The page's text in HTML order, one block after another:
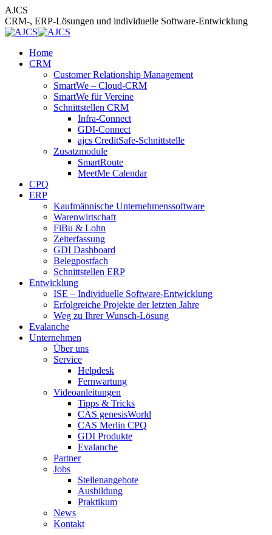
Zum
Inhalt
springen
AJCS
CRM-, ERP-Lösungen und individuelle Software-Entwicklung
Home
CRM
Customer Relationship Management
SmartWe – Cloud-CRM
SmartWe für Vereine
Schnittstellen CRM
Infra-Connect
GDI-Connect
ajcs CreditSafe-Schnittstelle
Zusatzmodule
SmartRoute
MeetMe Calendar
CPQ
ERP
Kaufmännische Unternehmenssoftware
Warenwirtschaft
FiBu & Lohn
Zeiterfassung
GDI Dashboard
Belegpostfach
Schnittstellen ERP
Entwicklung
ISE – Individuelle Software-Entwicklung
Erfolgreiche Projekte der letzten Jahre
Weg zu Ihrer Wunsch-Lösung
Evalanche
Unternehmen
Über uns
Service
Helpdesk
Fernwartung
Videoanleitungen
Tipps & Tricks
CAS genesisWorld
CAS Merlin CPQ
GDI Produkte
Evalanche
Partner
Jobs
Stellenangebote
Ausbildung
Praktikum
News
Kontakt